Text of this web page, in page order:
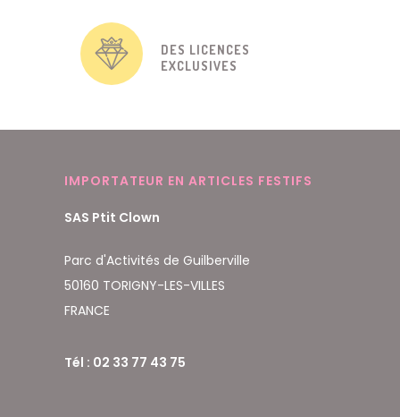
DES LICENCES
EXCLUSIVES
IMPORTATEUR EN ARTICLES FESTIFS
SAS Ptit Clown
Parc d'Activités de Guilberville
50160 TORIGNY-LES-VILLES
FRANCE
Tél : 02 33 77 43 75